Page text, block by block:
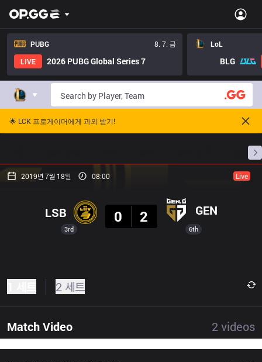
PUBG
8. 7. 금
LIVE
2026 PUBG Global Series 7
LoL
BLG
🌟 LCK 프로게이머에게 과외 받기!
프로빌
2019년 7월 18일 08:00 Live
3rd
LSB
0
2 GEN
6th
2 세트
Match Video 2 videos